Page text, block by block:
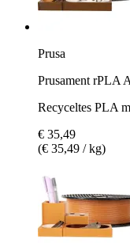
Prusa
Prusament rPLA
Recyceltes PLA
€ 35,49
(€ 35,49 / kg)